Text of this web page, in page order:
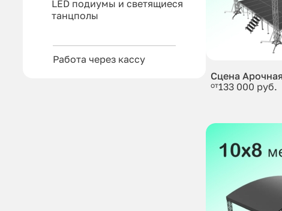
LED подиумы и светящиеся
танцполы
Работа через кассу
Сцена
от133 000 руб.